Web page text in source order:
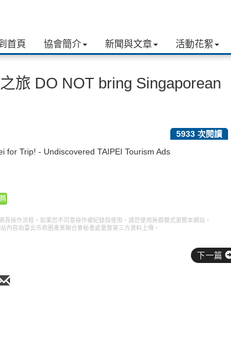
首頁 協會簡介 新聞與文章 活動花絮
旅 DO NOT bring Singaporean
5933 次閱讀
for Trip! - Undiscovered TAIPEI Tourism Ads
操作流程，如果您不同意操作被紀錄與使用，請您使用無痕模式瀏覽本網站。
內容由臺北市商圈產業聯合會秘書處彙整第三方資料上傳。
下一篇